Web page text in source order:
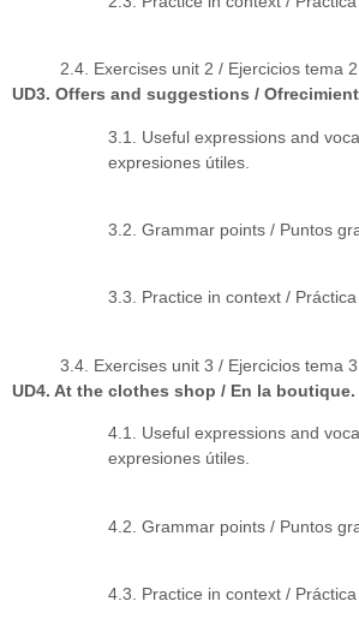
2.4. Exercises unit 2 / Ejercicios tema
UD3. Offers and suggestions /
3.1. Useful expressions and
expresiones útiles.
3.2. Grammar points / Puntos
3.3. Practice in context /
3.4. Exercises unit 3 / Ejercicios tema 3.
UD4. At the clothes shop / En la boutique.
4.1. Useful expressions and
expresiones útiles.
4.2. Grammar points / Puntos
4.3. Practice in context /